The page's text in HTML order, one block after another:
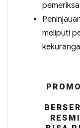
meliputi